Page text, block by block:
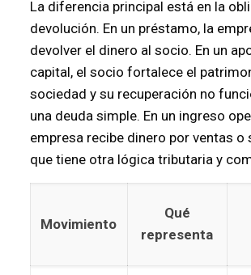
La diferencia principal está en la
devolución. En un préstamo, la
devolver el dinero al socio. En un
capital, el socio fortalece el
sociedad y su recuperación no
una deuda simple. En un ingreso
empresa recibe dinero por ventas o
que tiene otra lógica tributaria y
Movimiento
Qué
representa